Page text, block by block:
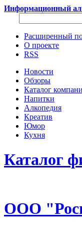
Информационный
Расширенный
О проекте
RSS
Новости
Обзоры
Каталог
Напитки
Алкопедия
Креатив
Юмор
Кухня
Каталог
ООО